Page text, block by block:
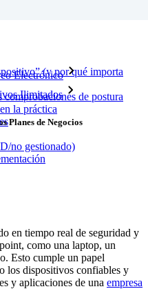
Electrónico
Ilimitados
Planes de Negocios
(y por qué importa
comprobaciones de postura
la práctica
no gestionado)
en tiempo real de seguridad y
como una laptop, un
Esto cumple un papel
los dispositivos confiables y
y aplicaciones de una empresa